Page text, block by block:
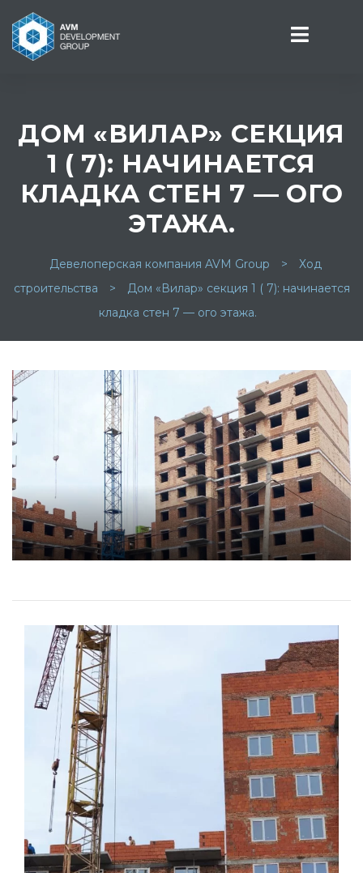
ДОМ «ВИЛАР» СЕКЦИЯ
1 ( 7): НАЧИНАЕТСЯ
КЛАДКА СТЕН 7 — ОГО
ЭТАЖА.
Девелоперская компания AVM Group >
Ход
строительства
>
Дом «Вилар» секция 1 ( 7): начинается
кладка стен 7 — ого этажа.